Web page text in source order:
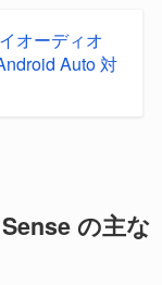
オーディオ
Auto 対
の主な